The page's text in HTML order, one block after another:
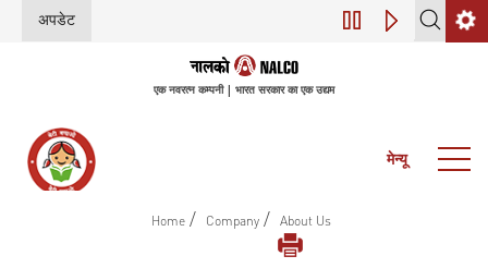
अपडेट डिजिटल परिवर्तन
एक नवरत्न कम्पनी | भारत सरकार का एक उद्यम
मेन्यू
Home / Company / About Us